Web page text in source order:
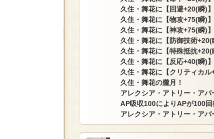
久住・舞花に【回避+20(瞬)
久住・舞花に【物攻+75(瞬)
久住・舞花に【神攻+75(瞬)
久住・舞花に【防御技術+20(
久住・舞花に【特殊抵抗+20(
久住・舞花に【反応+40(瞬)
久住・舞花に【クリティカル
久住・舞花の朧月！
アレクシア・アトリー・ア
AP吸収100によりAPが100回
アレクシア・アトリー・ア